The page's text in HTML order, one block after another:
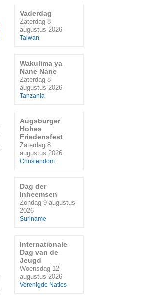
Vaderdag
Zaterdag 8
augustus 2026
Taiwan
Wakulima ya
Nane Nane
Zaterdag 8
augustus 2026
Tanzania
Augsburger
Hohes
Friedensfest
Zaterdag 8
augustus 2026
Christendom
Dag der
Inheemsen
Zondag 9 augustus
2026
Suriname
Internationale
Dag van de
Jeugd
Woensdag 12
augustus 2026
Verenigde Naties